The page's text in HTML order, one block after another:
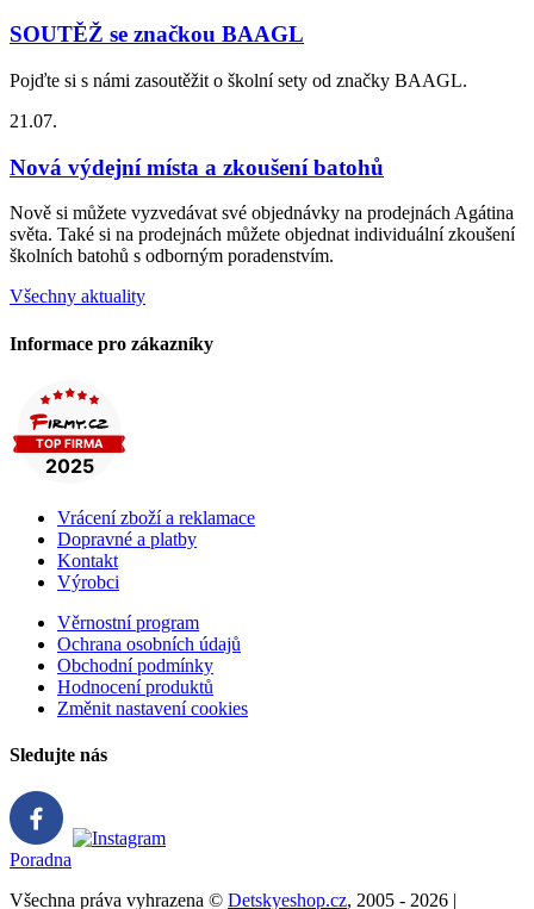
SOUTĚŽ se značkou BAAGL
Pojďte si s námi zasoutěžit o školní sety od značky BAAGL.
21.07.
Nová výdejní místa a zkoušení batohů
Nově si můžete vyzvedávat své objednávky na prodejnách Agátina
světa. Také si na prodejnách můžete objednat individuální zkoušení
školních batohů s odborným poradenstvím.
Všechny aktuality
Informace pro zákazníky
Vrácení zboží a reklamace
Dopravné a platby
Kontakt
Výrobci
Věrnostní program
Ochrana osobních údajů
Obchodní podmínky
Hodnocení produktů
Změnit nastavení cookies
Sledujte nás
Poradna
Všechna práva vyhrazena © Detskyeshop.cz, 2005 - 2026 |